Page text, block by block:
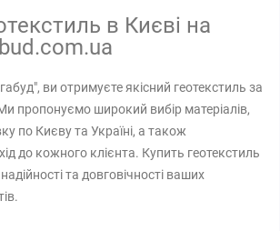
в Києві на
ви отримуєте якісний геотекстиль за
пропонуємо широкий вибір матеріалів,
по Києву та Україні, а також
до кожного клієнта. Купить геотекстиль
та довговічності ваших